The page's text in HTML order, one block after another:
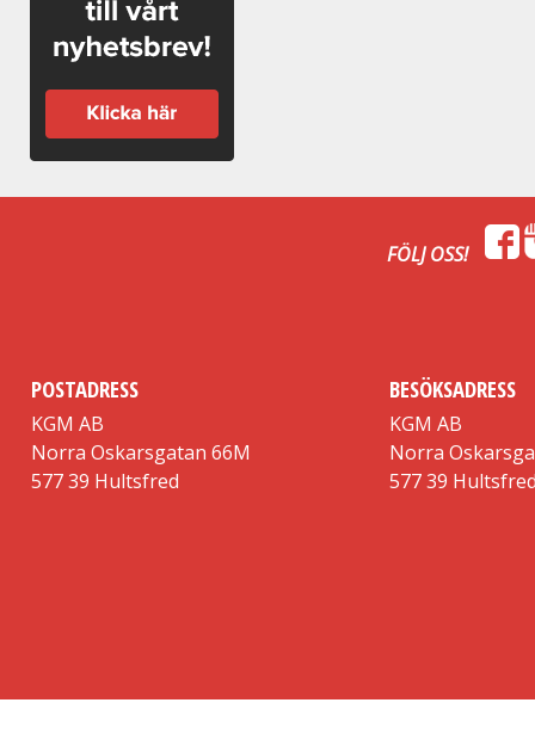
FÖLJ OSS!
POSTADRESS
KGM AB
Norra Oskarsgatan 66M
577 39 Hultsfred
BESÖKSADRESS
KGM AB
Norra
577 39